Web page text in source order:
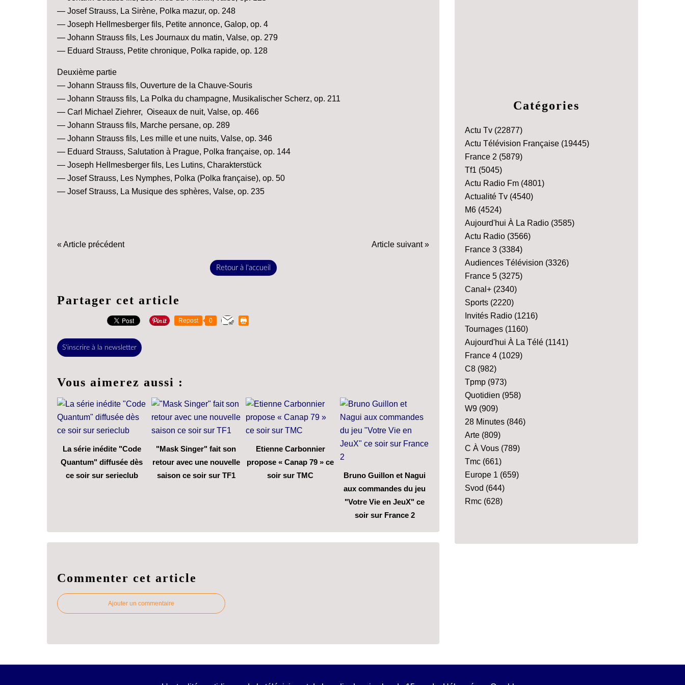
— Josef Strauss, La Sirène, Polka mazur, op. 248
— Joseph Hellmesberger fils, Petite annonce, Galop, op. 4
— Johann Strauss fils, Les Journaux du matin, Valse, op. 279
— Eduard Strauss, Petite chronique, Polka rapide, op. 128
Deuxième partie
— Johann Strauss fils, Ouverture de la Chauve-Souris
— Johann Strauss fils, La Polka du champagne, Musikalischer Scherz, op. 211
— Carl Michael Ziehrer, Oiseaux de nuit, Valse, op. 466
— Johann Strauss fils, Marche persane, op. 289
— Johann Strauss fils, Les mille et une nuits, Valse, op. 346
— Eduard Strauss, Salutation à Prague, Polka française, op. 144
— Joseph Hellmesberger fils, Les Lutins, Charakterstück
— Josef Strauss, Les Nymphes, Polka (Polka française), op. 50
— Josef Strauss, La Musique des sphères, Valse, op. 235
« Article précédent Article suivant »
Retour à l'accueil
Partager cet article
Repost 0
S'inscrire à la newsletter
Vous aimerez aussi :
La série inédite "Code
Quantum" diffusée dès
ce soir sur serieclub
"Mask Singer" fait son
retour avec une nouvelle
saison ce soir sur TF1
Etienne Carbonnier
propose « Canap 79 » ce
soir sur TMC
Bruno Guillon et Nagui
aux commandes du jeu
"Votre Vie en JeuX" ce
soir sur France 2
Commenter cet article
Ajouter un commentaire
Catégories
Actu Tv (22877)
Actu Télévision Française (19445)
France 2 (5879)
Tf1 (5045)
Actu Radio Fm (4801)
Actualité Tv (4540)
M6 (4524)
Aujourd'hui À La Radio (3585)
Actu Radio (3566)
France 3 (3384)
Audiences Télévision (3326)
France 5 (3275)
Canal+ (2340)
Sports (2220)
Invités Radio (1216)
Tournages (1160)
Aujourd'hui À La Télé (1141)
France 4 (1029)
C8 (982)
Tpmp (973)
Quotidien (958)
W9 (909)
28 Minutes (846)
Arte (809)
C À Vous (789)
Tmc (661)
Europe 1 (659)
Svod (644)
Rmc (628)